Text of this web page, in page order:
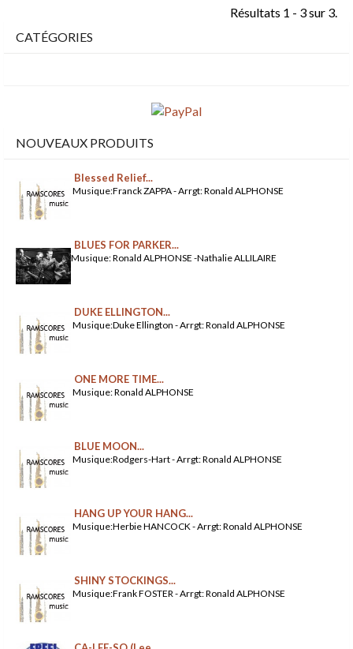
Résultats 1 - 3 sur 3.
CATÉGORIES
NOUVEAUX PRODUITS
Blessed Relief...
Musique:Franck ZAPPA - Arrgt: Ronald ALPHONSE
BLUES FOR PARKER...
Musique: Ronald ALPHONSE -Nathalie ALLILAIRE
DUKE ELLINGTON...
Musique:Duke Ellington - Arrgt: Ronald ALPHONSE
ONE MORE TIME...
Musique: Ronald ALPHONSE
BLUE MOON...
Musique:Rodgers-Hart - Arrgt: Ronald ALPHONSE
HANG UP YOUR HANG...
Musique:Herbie HANCOCK - Arrgt: Ronald ALPHONSE
SHINY STOCKINGS...
Musique:Frank FOSTER - Arrgt: Ronald ALPHONSE